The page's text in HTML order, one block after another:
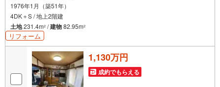
1976年1月（築51年）
4DK＋S / 地上2階建
土地231.4m2 /建物82.95m2
リフォーム
1,130万円
成約でもらえる